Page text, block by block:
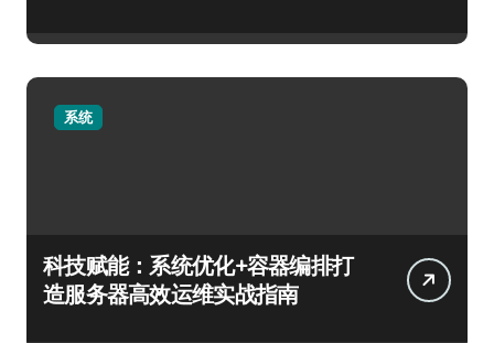
系统
科技赋能：系统优化+容器编排打
造服务器高效运维实战指南